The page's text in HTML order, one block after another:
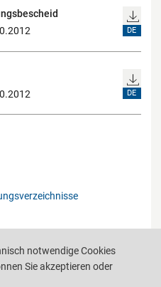
DE
DE
notwendige Cookies
Sie akzeptieren oder